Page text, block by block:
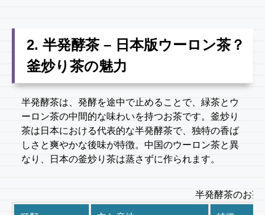
2. 半発酵茶 – 日本版ウーロン茶？
釜炒り茶の魅力
半発酵茶は、発酵を途中で止めることで、緑茶とウ
ーロン茶の中間的な味わいを持つお茶です。釜炒り
茶は日本における代表的な半発酵茶で、独特の香ば
しさと爽やかな後味が特徴。中国のウーロン茶と異
なり、日本の釜炒り茶は蒸さずに作られます。
半発酵茶のお茶